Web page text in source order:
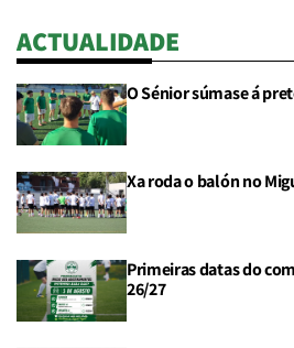
ACTUALIDADE
O Sénior súmase á
Xa roda o balón no
Primeiras datas do
26/27